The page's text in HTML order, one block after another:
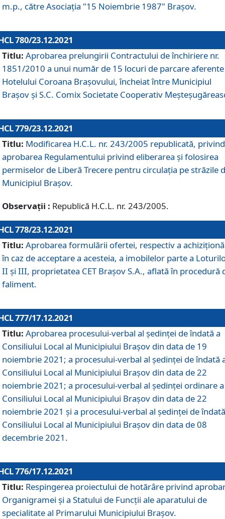
m.p., către Asociaţia "15 Noiembrie 1987" Braşov.
780/23.12.2021
Titlu: Aprobarea prelungirii Contractului de închiriere nr.
1851/2010 a unui număr de 15 locuri de parcare aferente
Hotelului Coroana Brașovului, încheiat între Municipiul
Braşov şi S.C. Comix Societate Cooperativ
779/23.12.2021
Titlu: Modificarea H.C.L. nr. 243/2005 republicată, privind
aprobarea Regulamentului privind eliberarea şi folosirea
permiselor de Liberă Trecere pentru circulația pe străzile
Municipiul Braşov.
Observații : Republică H.C.L. nr. 243/2005.
778/23.12.2021
Titlu: Aprobarea formulării ofertei, respectiv a
în caz de acceptare a acesteia, a imobilelor parte a
II și III, proprietatea CET Brașov S.A., aflată în procedură
faliment.
777/17.12.2021
Titlu: Aprobarea procesului-verbal al şedinţei de îndată a
Consiliului Local al Municipiului Braşov din data de 19
noiembrie 2021; a procesului-verbal al şedinţei de îndată
Consiliului Local al Municipiului Braşov din data de 22
noiembrie 2021; a procesului-verbal al şedinţei ordinare a
Consiliului Local al Municipiului Braşov din data de 22
noiembrie 2021 și a procesului-verbal al şedinţei de
Consiliului Local al Municipiului Braşov din data de 08
decembrie 2021.
776/17.12.2021
Titlu: Respingerea proiectului de hotărâre privind
Organigramei şi a Statului de Funcţii ale aparatului de
specialitate al Primarului Municipiului Braşov.